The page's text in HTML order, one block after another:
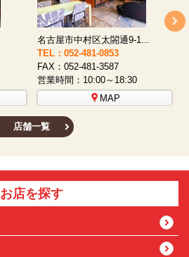
名古屋市中村区太閤通9-1...
TEL：052-481-0853
FAX：052-481-3587
営業時間：10:00～18:30
MAP
店舗一覧
お店を探す